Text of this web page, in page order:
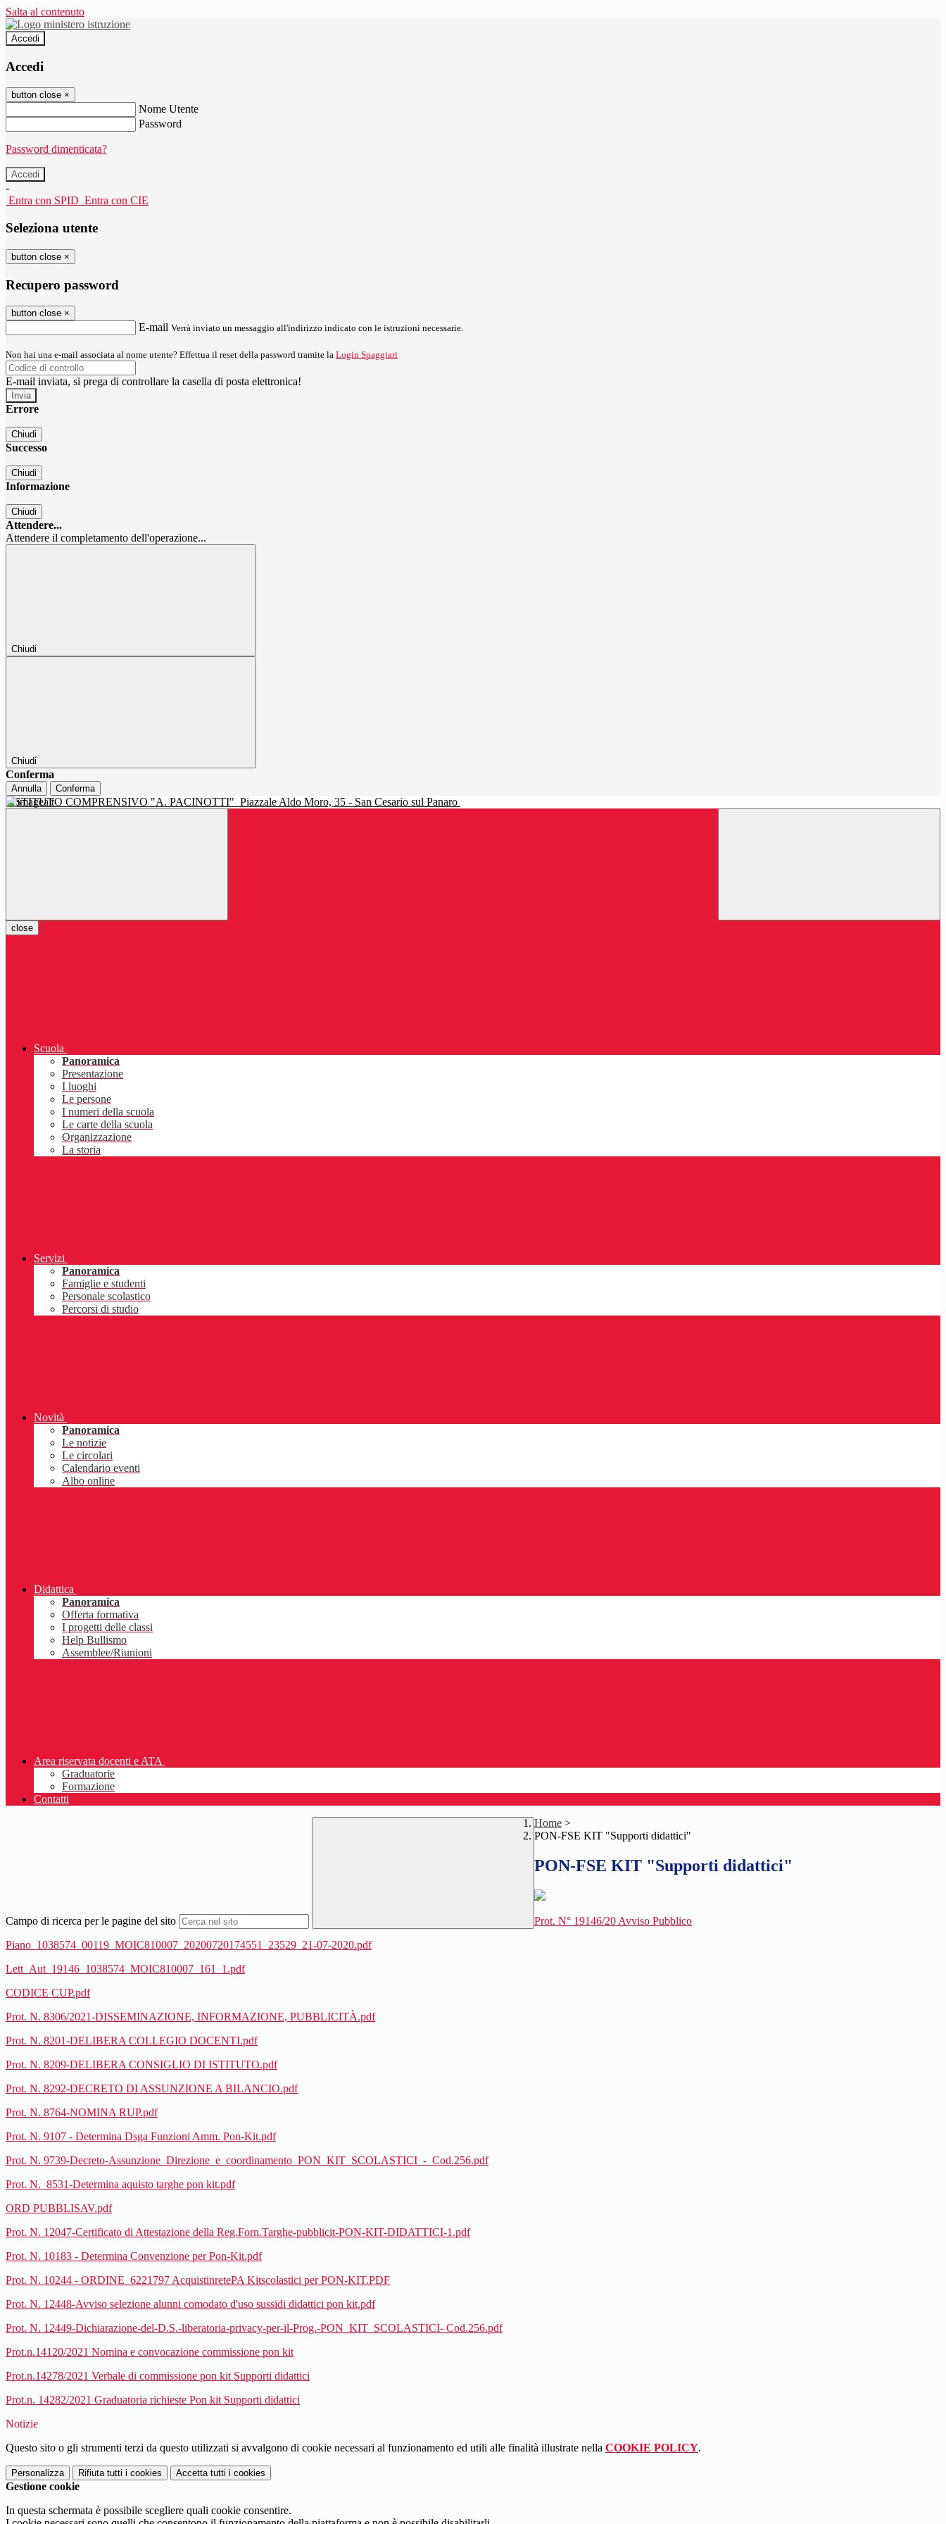
Salta al contenuto
Accedi
Accedi
button close ×
Nome Utente
Password
Password dimenticata?
-
Entra con SPID Entra con CIE
Seleziona utente
button close ×
Recupero password
button close ×
E-mail Verrà inviato un messaggio all'indirizzo indicato con le istruzioni necessarie.
Non hai una e-mail associata al nome utente? Effettua il reset della password tramite la Login Spaggiari
E-mail inviata, si prega di controllare la casella di posta elettronica!
Errore
Chiudi
Successo
Chiudi
Informazione
Chiudi
Attendere...
Attendere il completamento dell'operazione...
Chiudi
Chiudi
Conferma
Annulla Conferma
ISTITUTO COMPRENSIVO "A. PACINOTTI" Piazzale Aldo Moro, 35 - San Cesario sul Panaro
close
Scuola
Panoramica
Presentazione
I luoghi
Le persone
I numeri della scuola
Le carte della scuola
Organizzazione
La storia
Servizi
Panoramica
Famiglie e studenti
Personale scolastico
Percorsi di studio
Novità
Panoramica
Le notizie
Le circolari
Calendario eventi
Albo online
Didattica
Panoramica
Offerta formativa
I progetti delle classi
Help Bullismo
Assemblee/Riunioni
Area riservata docenti e ATA
Graduatorie
Formazione
Contatti
Campo di ricerca per le pagine del sito
Home >
PON-FSE KIT "Supporti didattici"
PON-FSE KIT "Supporti didattici"
Prot. N° 19146/20 Avviso Pubblico
Piano_1038574_00119_MOIC810007_20200720174551_23529_21-07-2020.pdf
Lett_Aut_19146_1038574_MOIC810007_161_1.pdf
CODICE CUP.pdf
Prot. N. 8306/2021-DISSEMINAZIONE, INFORMAZIONE, PUBBLICITÀ.pdf
Prot. N. 8201-DELIBERA COLLEGIO DOCENTI.pdf
Prot. N. 8209-DELIBERA CONSIGLIO DI ISTITUTO.pdf
Prot. N. 8292-DECRETO DI ASSUNZIONE A BILANCIO.pdf
Prot. N. 8764-NOMINA RUP.pdf
Prot. N. 9107 - Determina Dsga Funzioni Amm. Pon-Kit.pdf
Prot. N. 9739-Decreto-Assunzione_Direzione_e_coordinamento_PON_KIT_SCOLASTICI_-_Cod.256.pdf
Prot. N. 8531-Determina aquisto targhe pon kit.pdf
ORD PUBBLISAV.pdf
Prot. N. 12047-Certificato di Attestazione della Reg.Forn.Targhe-pubblicit-PON-KIT-DIDATTICI-1.pdf
Prot. N. 10183 - Determina Convenzione per Pon-Kit.pdf
Prot. N. 10244 - ORDINE_6221797 AcquistinretePA Kitscolastici per PON-KIT.PDF
Prot. N. 12448-Avviso selezione alunni comodato d'uso sussidi didattici pon kit.pdf
Prot. N. 12449-Dichiarazione-del-D.S.-liberatoria-privacy-per-il-Prog.-PON_KIT_SCOLASTICI- Cod.256.pdf
Prot.n.14120/2021 Nomina e convocazione commissione pon kit
Prot.n.14278/2021 Verbale di commissione pon kit Supporti didattici
Prot.n. 14282/2021 Graduatoria richieste Pon kit Supporti didattici
Notizie
Questo sito o gli strumenti terzi da questo utilizzati si avvalgono di cookie necessari al funzionamento ed utili alle finalità illustrate nella COOKIE POLICY.
Personalizza Rifiuta tutti i cookies Accetta tutti i cookies
Gestione cookie
In questa schermata è possibile scegliere quali cookie consentire.